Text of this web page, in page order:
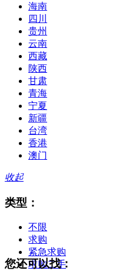
海南
四川
贵州
云南
西藏
陕西
甘肃
青海
宁夏
新疆
台湾
香港
澳门
收起
类型：
不限
求购
紧急求购
求购二手
您还可以找：